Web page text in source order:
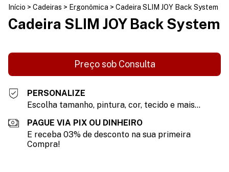
Início > Cadeiras > Ergonômica > Cadeira SLIM JOY Back System
Cadeira SLIM JOY Back System
PERSONALIZE
Escolha tamanho, pintura, cor, tecido e mais...
PAGUE VIA PIX OU DINHEIRO
E receba 03% de desconto na sua primeira
Compra!